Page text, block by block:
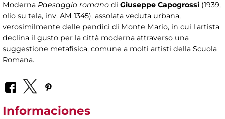
Moderna Paesaggio romano di Giuseppe Capogrossi (1939,
olio su tela, inv. AM 1345), assolata veduta urbana,
verosimilmente delle pendici di Monte Mario, in cui l'artista
declina il gusto per la città moderna attraverso una
suggestione metafisica, comune a molti artisti della Scuola
Romana.
Informaciones